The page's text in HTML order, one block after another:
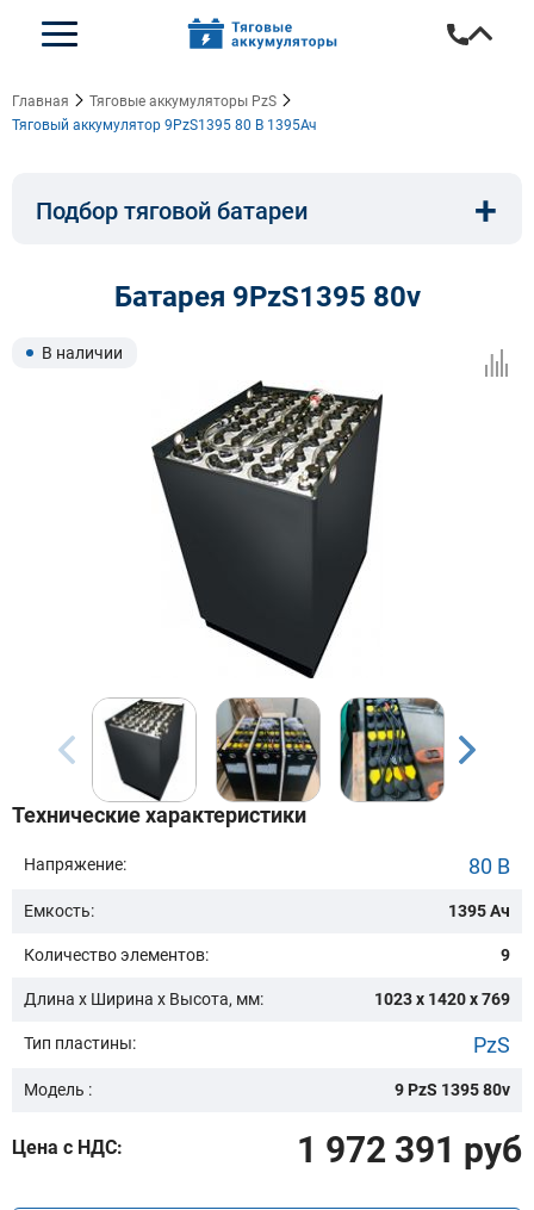
Главная
Тяговые аккумуляторы PzS
Тяговый аккумулятор 9PzS1395 80 В 1395Ач
Подбор тяговой батареи
Тип:
Высота, мм:
Модель:
Сначала выберите бренд
Очистить подбор
+
Батарея 9PzS1395 80v
В наличии
Технические характеристики
Напряжение: 80 В
Емкость: 1395 Ач
Количество элементов: 9
Длина х Ширина х Высота, мм: 1023 x 1420 x 769
Тип пластины: PzS
Модель : 9 PzS 1395 80v
Цена с НДС: 1 972 391 руб